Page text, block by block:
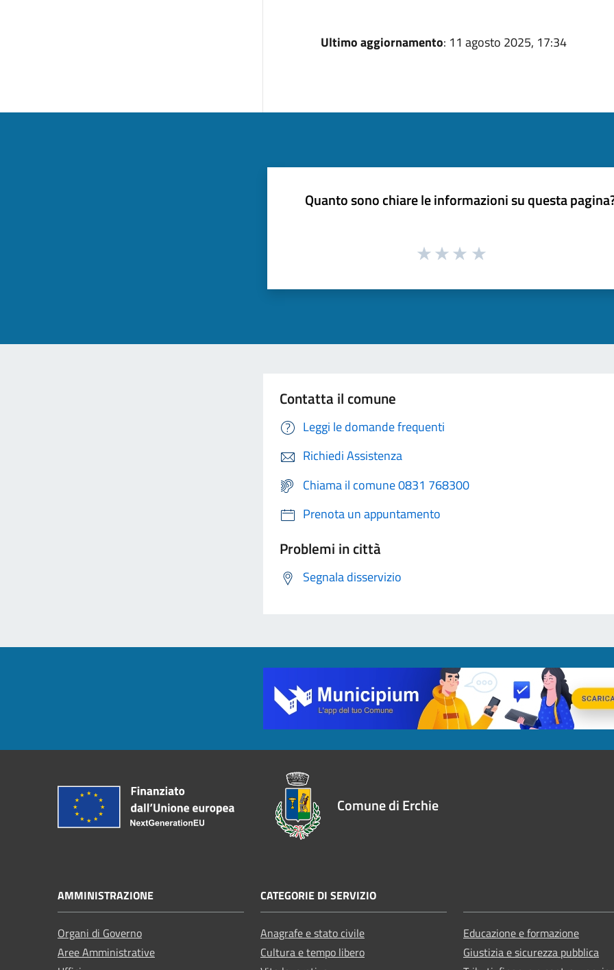
Ultimo aggiornamento: 11 agosto 2025, 17:34
Quanto sono chiare le informazioni su questa
Contatta il comune
Leggi le domande frequenti
Richiedi Assistenza
Chiama il comune 0831 768300
Prenota un appuntamento
Problemi in città
Segnala disservizio
Comune di Erchie
AMMINISTRAZIONE
Organi di Governo
Aree Amministrative
CATEGORIE DI SERVIZIO
Anagrafe e stato civile
Cultura e tempo libero
Educazione e formazione
Giustizia e sicurezza pubblica